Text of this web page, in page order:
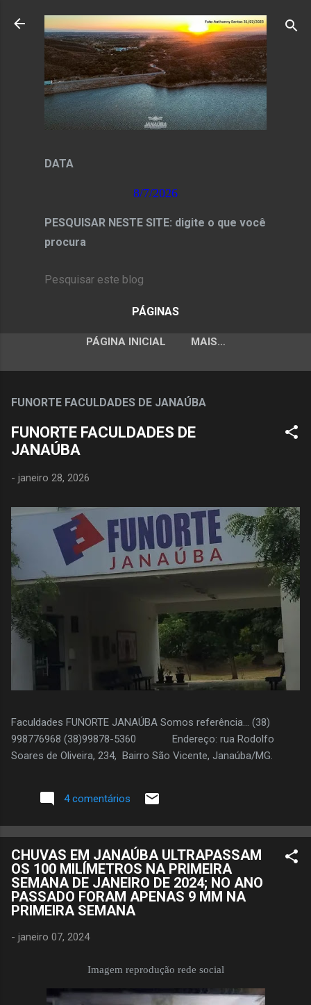
Pular para o conteúdo principal
DATA
8/7/2026
PESQUISAR NESTE SITE: digite o que você
procura
PÁGINAS
PÁGINA INICIAL MAIS…
FUNORTE FACULDADES DE JANAÚBA
FUNORTE FACULDADES DE
JANAÚBA
- janeiro 28, 2026
Faculdades FUNORTE JANAÚBA Somos referência... (38)
998776968 (38)99878-5360 Endereço: rua Rodolfo
Soares de Oliveira, 234, Bairro São Vicente, Janaúba/MG.
4 comentários
CHUVAS EM JANAÚBA ULTRAPASSAM
OS 100 MILÍMETROS NA PRIMEIRA
SEMANA DE JANEIRO DE 2024; NO ANO
PASSADO FORAM APENAS 9 MM NA
PRIMEIRA SEMANA
- janeiro 07, 2024
Imagem reprodução rede social